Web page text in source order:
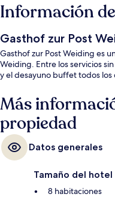
Información
Gasthof zur Post
Gasthof zur Post Weiding es
Weiding. Entre los servicios
y el desayuno buffet todos los
Más
propiedad
Datos generales
Tamaño del hotel
8 habitaciones